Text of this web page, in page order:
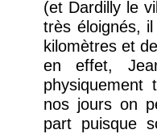
(et Dardilly le
très éloignés,
kilomètres et
en effet,
nos jours on
part puisque